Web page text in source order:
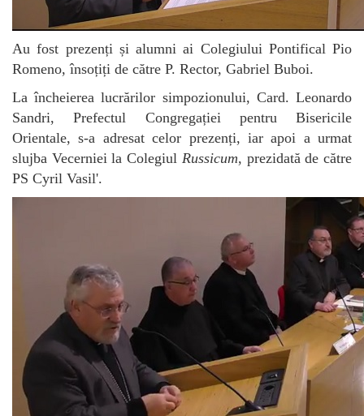
Au fost prezenți și alumni ai Colegiului Pontifical Pio
Romeno, însoțiți de către P. Rector, Gabriel Buboi.
La încheierea lucrărilor simpozionului, Card. Leonardo
Sandri, Prefectul Congregației pentru Bisericile
Orientale, s-a adresat celor prezenți, iar apoi a urmat
slujba Vecerniei la Colegiul Russicum, prezidată de către
PS Cyril Vasil'.